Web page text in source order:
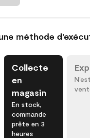
méthode
Collecte
en
magasin
En stock,
commande
prête en 3
heures